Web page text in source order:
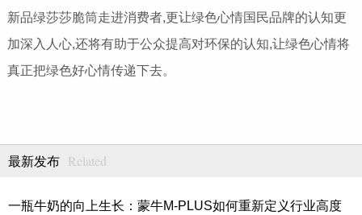
新品绿莎莎脆筒走进消费者,更让绿色心情国民品牌的认知更
加深入人心,还将有助于公众提高对环保的认知,让绿色心情将
真正把绿色好心情传递下去。
最新发布 Related
一瓶牛奶的向上生长：蒙牛M-PLUS如何重新定义行业高度